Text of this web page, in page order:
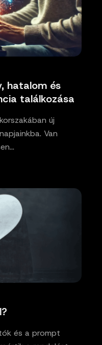
hatalom és
találkozása
új
Van
és a prompt